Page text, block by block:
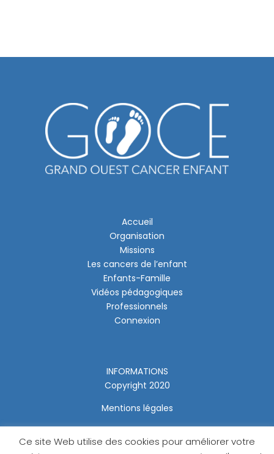
Accueil
Organisation
Missions
Les cancers de l’enfant
Enfants-Famille
Vidéos pédagogiques
Professionnels
Connexion
INFORMATIONS
Copyright 2020
Mentions légales
Ce site Web utilise des cookies pour améliorer votre